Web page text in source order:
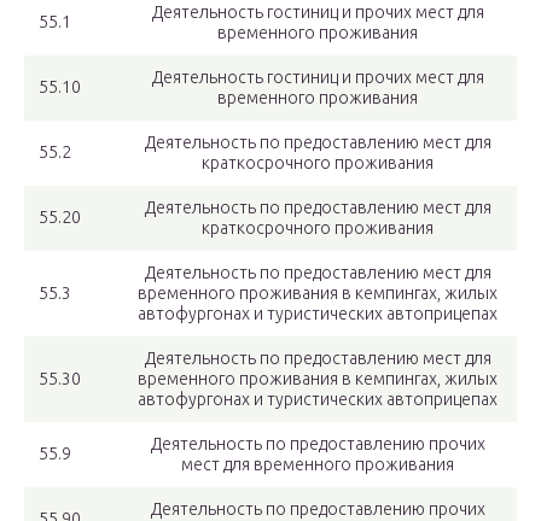
55.1
Деятельность гостиниц и прочих мест для
временного проживания
55.10
Деятельность гостиниц и прочих мест для
временного проживания
55.2
Деятельность по предоставлению мест для
краткосрочного проживания
55.20
Деятельность по предоставлению мест для
краткосрочного проживания
55.3
Деятельность по предоставлению мест для
временного проживания в кемпингах, жилых
автофургонах и туристических автоприцепах
55.30
Деятельность по предоставлению мест для
временного проживания в кемпингах, жилых
автофургонах и туристических автоприцепах
55.9
Деятельность по предоставлению прочих
мест для временного проживания
Деятельность по предоставлению прочих